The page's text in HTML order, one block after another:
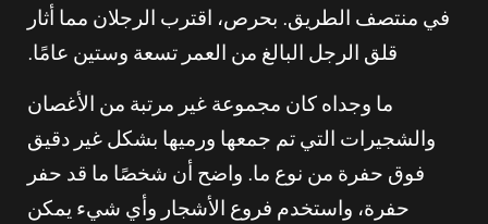
في منتصف الطريق. بحرص، اقترب الرجلان مما أثار
قلق الرجل البالغ من العمر تسعة وستين عامًا.
ما وجداه كان مجموعة غير مرتبة من الأغصان
والشجيرات التي تم جمعها ورميها بشكل غير دقيق
فوق حفرة من نوع ما. واضح أن شخصًا ما قد حفر
حفرة، واستخدم فروع الأشجار وأي شيء يمكن